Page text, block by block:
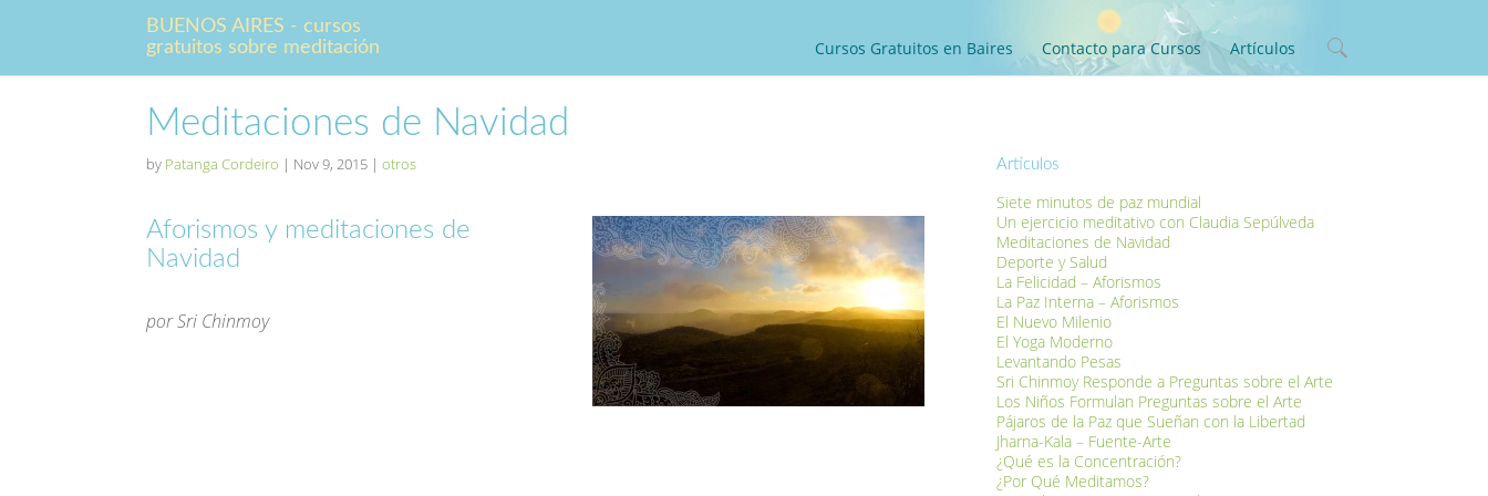
BUENOS AIRES - cursos
gratuitos sobre meditación
Cursos Gratuitos en Baires Contacto para Cursos Artículos
Meditaciones de Navidad
by Patanga Cordeiro | Nov 9, 2015 | otros
Aforismos y meditaciones de
Navidad
por Sri Chinmoy
Artículos
Siete minutos de paz mundial
Un ejercicio meditativo con Claudia Sepúlveda
Meditaciones de Navidad
Deporte y Salud
La Felicidad – Aforismos
La Paz Interna – Aforismos
El Nuevo Milenio
El Yoga Moderno
Levantando Pesas
Sri Chinmoy Responde a Preguntas sobre el Arte
Los Niños Formulan Preguntas sobre el Arte
Pájaros de la Paz que Sueñan con la Libertad
Jharna-Kala – Fuente-Arte
¿Qué es la Concentración?
¿Por Qué Meditamos?